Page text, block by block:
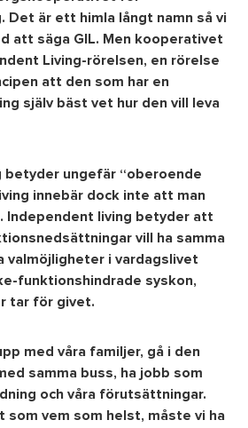
Det är ett himla långt namn så vi
att säga GIL. Men kooperativet
Living-rörelsen, en rörelse
att den som har en
själv bäst vet hur den vill leva
betyder ungefär “oberoende
innebär dock inte att man
Independent living betyder att
vill ha samma
valmöjligheter i vardagslivet
funktionshindrade syskon,
tar för givet.
med våra familjer, gå i den
samma buss, ha jobb som
och våra förutsättningar.
vem som helst, måste vi ha